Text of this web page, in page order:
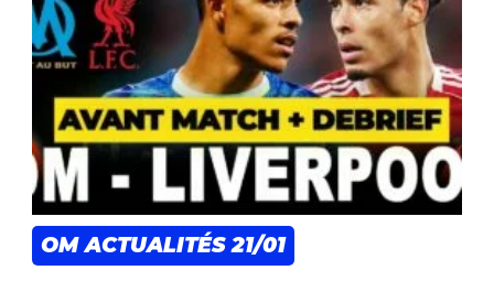
OM ACTUALITÉS21/01